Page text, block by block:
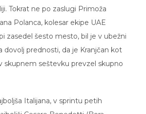
Tokrat ne po zaslugi Primoža
Polanca, kolesar ekipe UAE
zasedel šesto mesto, bil je v ubežni
dovolj prednosti, da je Kranjčan kot
skupnem seštevku prevzel skupno
Italijana, v sprintu petih